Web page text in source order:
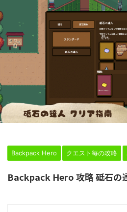
Backpack Hero クエスト毎の攻略
Backpack Hero 攻略 砥石の